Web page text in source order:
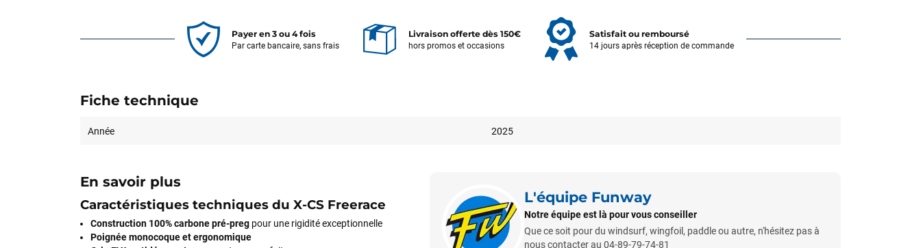
Payer en 3 ou 4 fois
Par carte bancaire, sans frais
Livraison offerte dès 150€
hors promos et occasions
Satisfait ou remboursé
14 jours après réception de commande
Fiche technique
Année 2025
En savoir plus
Caractéristiques techniques du X-CS Freerace
Construction 100% carbone pré-preg pour une rigidité exceptionnelle
Poignée monocoque et ergonomique
L'équipe Funway
Notre équipe est là pour vous conseiller
Que ce soit pour du windsurf, wingfoil, paddle ou autre, n'hésitez pas à
nous contacter au 04-89-79-74-81